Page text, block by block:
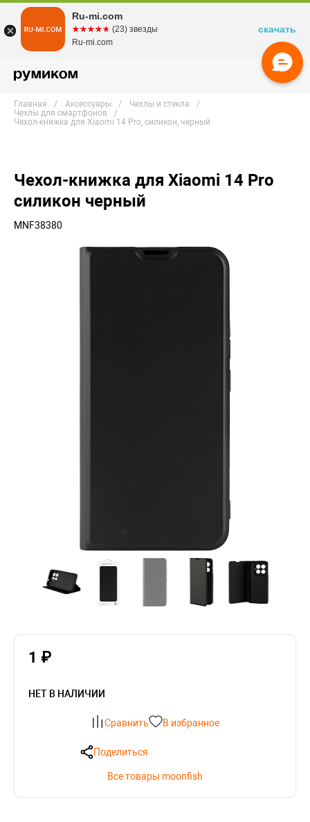
Главная Аксессуары
Чехлы и стекла
Чехлы для смартфонов
Чехол-книжка для Xiaomi 14 Pro, силикон, черный
Чехол-книжка для Xiaomi 14 Pro
силикон черный
MNF38380
1 ₽
НЕТ В НАЛИЧИИ
Сравнить В избранное
Поделиться
Все товары moonfish
Ru-mi.com
☆☆☆☆☆
★★★★★ (23) звезды
Ru-mi.com
скачать